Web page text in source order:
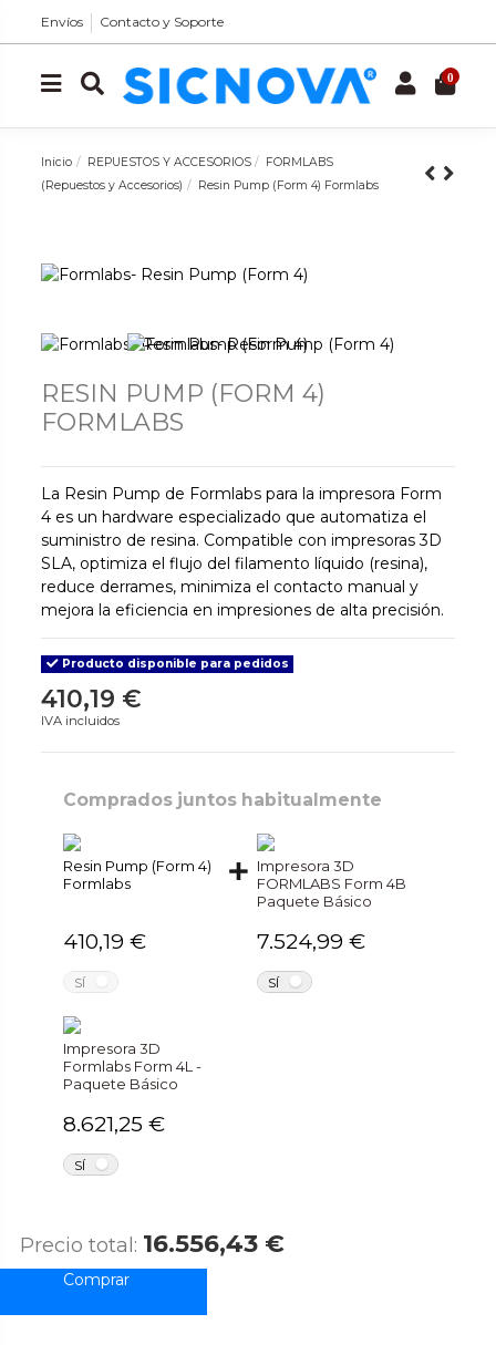
Envíos Contacto y Soporte
0
Inicio REPUESTOS Y ACCESORIOS
FORMLABS
(Repuestos y Accesorios)
Resin Pump (Form 4) Formlabs
RESIN PUMP (FORM 4)
FORMLABS
La Resin Pump de Formlabs para la impresora Form
4 es un hardware especializado que automatiza el
suministro de resina. Compatible con impresoras 3D
SLA, optimiza el flujo del filamento líquido (resina),
reduce derrames, minimiza el contacto manual y
mejora la eficiencia en impresiones de alta precisión.
Producto disponible para pedidos
410,19 €
IVA incluidos
Comprados juntos habitualmente
Resin Pump (Form 4)
Formlabs
410,19 €
SÍ
Impresora 3D
FORMLABS Form 4B
Paquete Básico
7.524,99 €
SÍ
Impresora 3D
Formlabs Form 4L -
Paquete Básico
8.621,25 €
SÍ
Precio total: 16.556,43 €